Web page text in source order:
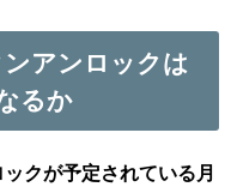
アンロックは
るか
クが予定されている月